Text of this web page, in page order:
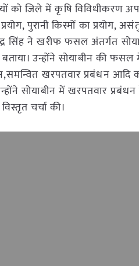
को जिले में कृषि विविधीकरण
पुरानी किस्मों का प्रयोग,
सिंह ने खरीफ फसल अंतर्गत
बताया। उन्होंने सोयाबीन की
खरपतवार प्रबंधन
सोयाबीन में खरपतवार
चर्चा की।